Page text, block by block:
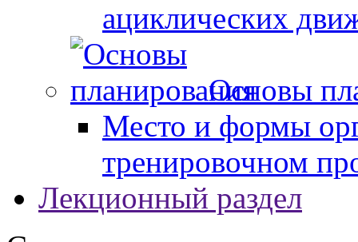
ациклических
Основы
Место и формы
тренировочном
Лекционный раздел